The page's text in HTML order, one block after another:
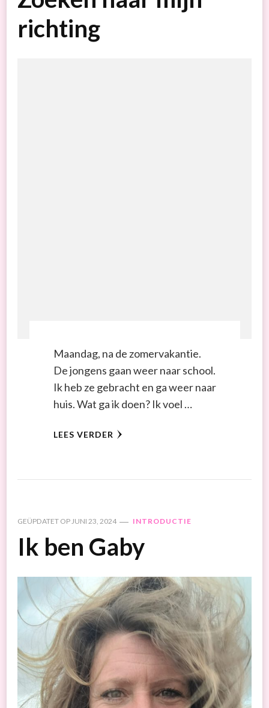
richting
Maandag, na de zomervakantie.
De jongens gaan weer naar school.
Ik heb ze gebracht en ga weer naar
huis. Wat ga ik doen? Ik voel …
LEES VERDER
GEÜPDATET OPJUNI 23, 2024 INTRODUCTIE
Ik ben Gaby